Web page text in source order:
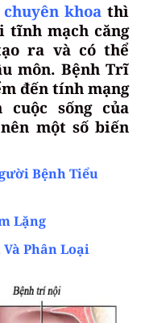
khoa thì
tĩnh mạch căng
ra và có thể
môn. Bệnh Trĩ
đến tính mạng
sống của
một số biến
Bệnh Tiểu
Lặng
Phân Loại